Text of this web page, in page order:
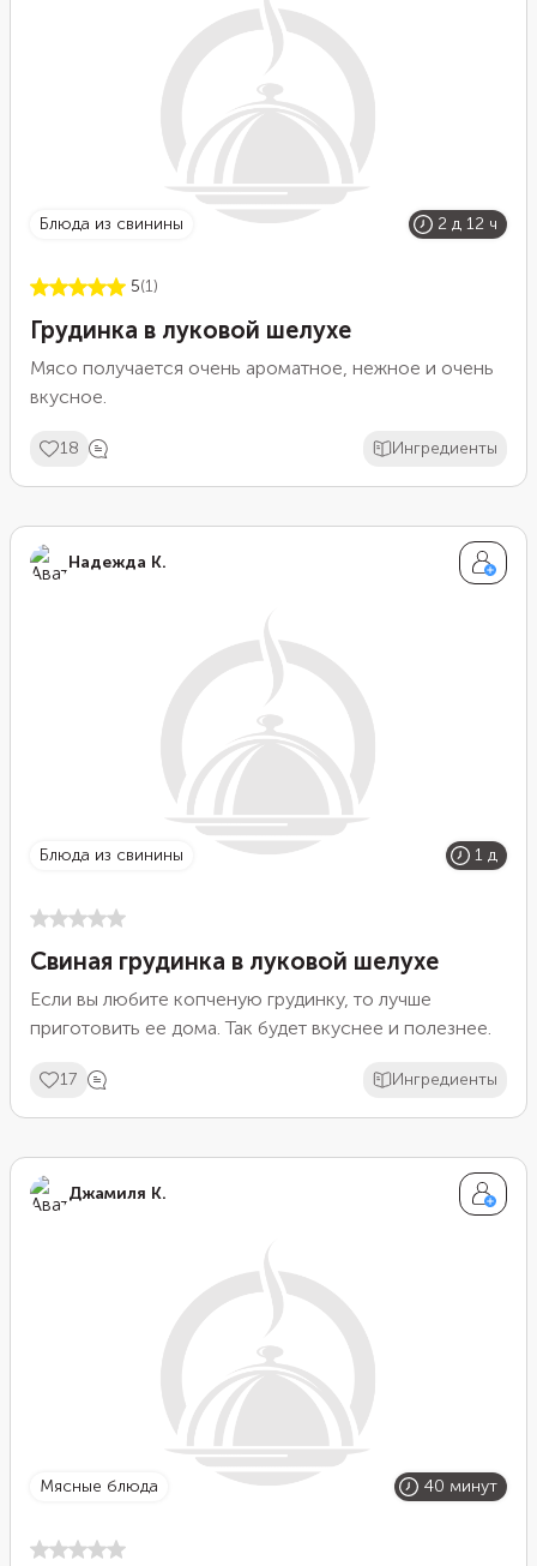
блюда из свинины 2 д 12 ч
5(1)
Грудинка в луковой шелухе
Мясо получается очень ароматное, нежное и очень
вкусное.
18 Ингредиенты
Надежда К.
блюда из свинины 1 д
Свиная грудинка в луковой шелухе
Если вы любите копченую грудинку, то лучше
приготовить ее дома. Так будет вкуснее и полезнее.
17 Ингредиенты
Джамиля К.
мясные блюда 40 минут